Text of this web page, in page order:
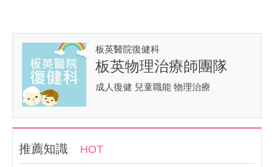
板英醫院復健科
板英物理治療師團隊
成人復健 兒童職能 物理治療
推薦知識 HOT